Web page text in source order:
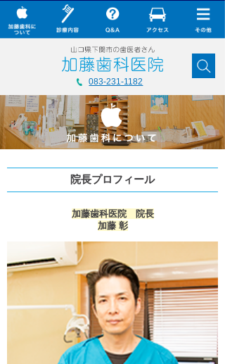
院長プロフィール
加藤歯科医院 院長
加藤 彰
× CLOSE
加藤歯科について
診療内容
Q&A
コラム
ダウンロード
スタッフ募集
加藤歯科ブログ
下関観光ガイド
年賀状・暑中お見舞い